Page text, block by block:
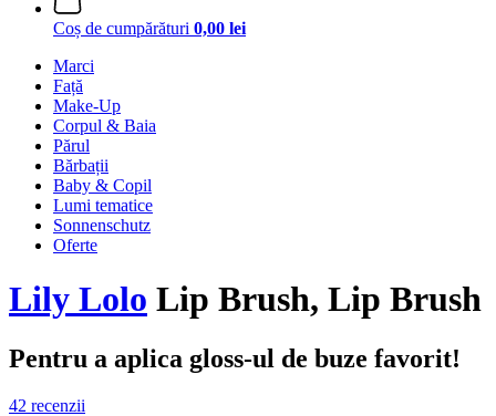
Coș de cumpărături 0,00 lei
Marci
Față
Make-Up
Corpul & Baia
Părul
Bărbații
Baby & Copil
Lumi tematice
Sonnenschutz
Oferte
Lily Lolo Lip Brush, Lip Brush
Pentru a aplica gloss-ul de buze favorit!
42 recenzii